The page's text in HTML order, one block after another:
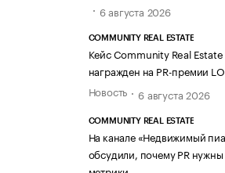
6 августа 2026
COMMUNITY REAL ESTATE
Кейс Community Real
награжден на PR-премии
Новость
6 августа 2026
COMMUNITY REAL ESTATE
На канале «Недвижимый
обсудили, почему PR нужны